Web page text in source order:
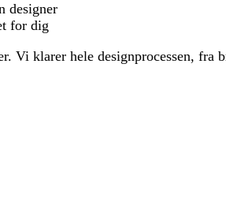
designer
for dig
Vi klarer hele designprocessen, fra